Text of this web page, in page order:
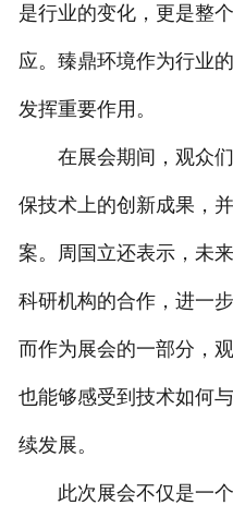
是行业的变化，更是整
应。臻鼎环境作为行业
发挥重要作用。
在展会期间，观众们
保技术上的创新成果，
案。周国立还表示，未
科研机构的合作，进一
而作为展会的一部分，
也能够感受到技术如何
续发展。
此次展会不仅是一个